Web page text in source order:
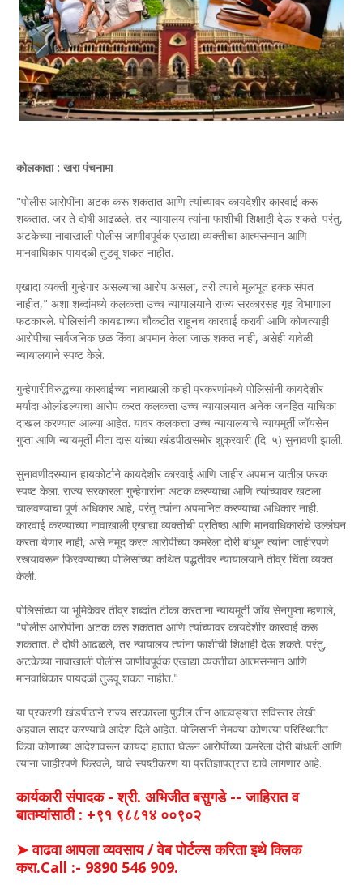
कोलकाता : खरा पंचनामा
"पोलीस आरोपींना अटक करू शकतात आणि त्यांच्यावर कायदेशीर कारवाई करू
शकतात. जर ते दोषी आढळले, तर न्यायालय त्यांना फाशीची शिक्षाही देऊ शकते. परंतु,
अटकेच्या नावाखाली पोलीस जाणीवपूर्वक एखाद्या व्यक्तीचा आत्मसन्मान आणि
मानवाधिकार पायदळी तुडवू शकत नाहीत.
एखादा व्यक्ती गुन्हेगार असल्याचा आरोप असला, तरी त्याचे मूलभूत हक्क संपत
नाहीत," अशा शब्दांमध्ये कलकत्ता उच्च न्यायालयाने राज्य सरकारसह गृह विभागाला
फटकारले. पोलिसांनी कायद्याच्या चौकटीत राहूनच कारवाई करावी आणि कोणत्याही
आरोपीचा सार्वजनिक छळ किंवा अपमान केला जाऊ शकत नाही, असेही यावेळी
न्यायालयाने स्पष्ट केले.
गुन्हेगारीविरुद्धच्या कारवाईच्या नावाखाली काही प्रकरणांमध्ये पोलिसांनी कायदेशीर
मर्यादा ओलांडल्याचा आरोप करत कलकत्ता उच्च न्यायालयात अनेक जनहित याचिका
दाखल करण्यात आल्या आहेत. यावर कलकत्ता उच्च न्यायालयाचे न्यायमूर्ती जॉयसेन
गुप्ता आणि न्यायमूर्ती मीता दास यांच्या खंडपीठासमोर शुक्रवारी (दि. ५) सुनावणी झाली.
सुनावणीदरम्यान हायकोर्टाने कायदेशीर कारवाई आणि जाहीर अपमान यातील फरक
स्पष्ट केला. राज्य सरकारला गुन्हेगारांना अटक करण्याचा आणि त्यांच्यावर खटला
चालवण्याचा पूर्ण अधिकार आहे, परंतु त्यांना अपमानित करण्याचा अधिकार नाही.
कारवाई करण्याच्या नावाखाली एखाद्या व्यक्तीची प्रतिष्ठा आणि मानवाधिकारांचे उल्लंघन
करता येणार नाही, असे नमूद करत आरोपींच्या कमरेला दोरी बांधून त्यांना जाहीरपणे
रस्त्यावरून फिरवण्याच्या पोलिसांच्या कथित पद्धतीवर न्यायालयाने तीव्र चिंता व्यक्त
केली.
पोलिसांच्या या भूमिकेवर तीव्र शब्दांत टीका करताना न्यायमूर्ती जॉय सेनगुप्ता म्हणाले,
"पोलीस आरोपींना अटक करू शकतात आणि त्यांच्यावर कायदेशीर कारवाई करू
शकतात. ते दोषी आढळले, तर न्यायालय त्यांना फाशीची शिक्षाही देऊ शकते. परंतु,
अटकेच्या नावाखाली पोलीस जाणीवपूर्वक एखाद्या व्यक्तीचा आत्मसन्मान आणि
मानवाधिकार पायदळी तुडवू शकत नाहीत."
या प्रकरणी खंडपीठाने राज्य सरकारला पुढील तीन आठवड्यांत सविस्तर लेखी
अहवाल सादर करण्याचे आदेश दिले आहेत. पोलिसांनी नेमक्या कोणत्या परिस्थितीत
किंवा कोणाच्या आदेशावरून कायदा हातात घेऊन आरोपींच्या कमरेला दोरी बांधली आणि
त्यांना जाहीरपणे फिरवले, याचे स्पष्टीकरण या प्रतिज्ञापत्रात द्यावे लागणार आहे.
कार्यकारी संपादक - श्री. अभिजीत बसुगडे -- जाहिरात व
बातम्यांसाठी : +९१ ९८८१४ ००९०२
➤ वाढवा आपला व्यवसाय / वेब पोर्टल्स करिता इथे क्लिक
करा.Call :- 9890 546 909.